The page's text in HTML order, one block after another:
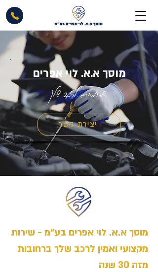
מוסך א.א. לוי אפרים
המומחים לרכב שלך
יצירת קשר
מוסך א.א. לוי אפרים בע"מ - שירות
מקצועי ואמין לרכב שלך ברחובות
מזה 30 שנה